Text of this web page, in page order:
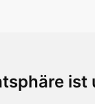
ist